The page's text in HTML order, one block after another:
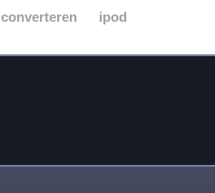
converteren ipod